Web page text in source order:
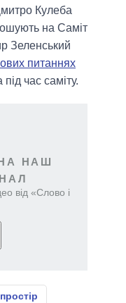
Кулеба
на Саміт
Зеленський
питаннях
час саміту.
НАШ
від «Слово і